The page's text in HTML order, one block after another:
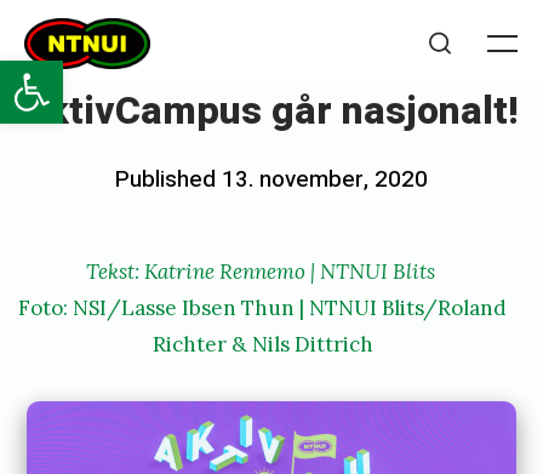
Open toolbar
Skip
content
NTNUI
aktivCampus går nasjonalt!
Posted
Published 13. november, 2020
Tekst: Katrine Rennemo | NTNUI Blits
Foto: NSI/Lasse Ibsen Thun | NTNUI Blits/Roland
Richter & Nils Dittrich